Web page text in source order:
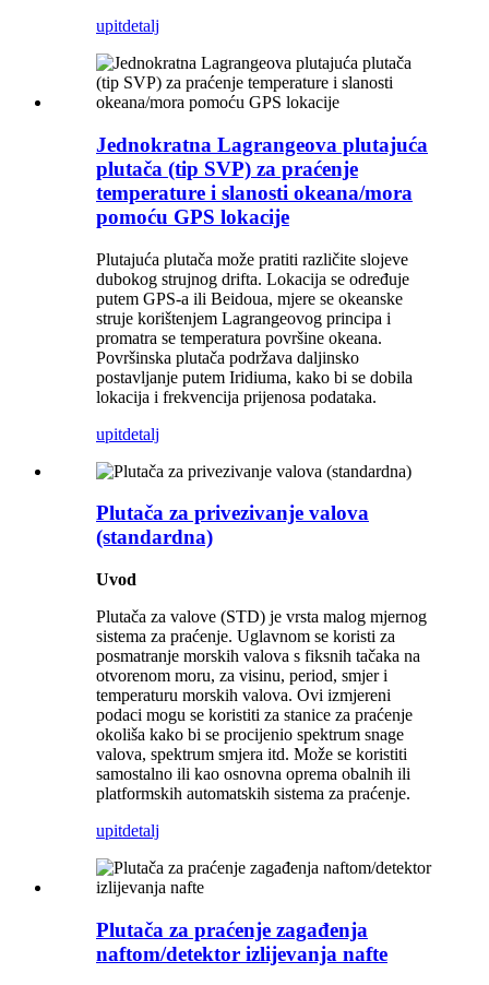
upitdetalj
Jednokratna Lagrangeova plutajuća
plutača (tip SVP) za praćenje
temperature i slanosti okeana/mora
pomoću GPS lokacije
Plutajuća plutača može pratiti različite slojeve
dubokog strujnog drifta. Lokacija se određuje
putem GPS-a ili Beidoua, mjere se okeanske
struje korištenjem Lagrangeovog principa i
promatra se temperatura površine okeana.
Površinska plutača podržava daljinsko
postavljanje putem Iridiuma, kako bi se dobila
lokacija i frekvencija prijenosa podataka.
upitdetalj
Plutača za privezivanje valova
(standardna)
Uvod
Plutača za valove (STD) je vrsta malog mjernog
sistema za praćenje. Uglavnom se koristi za
posmatranje morskih valova s ​​fiksnih tačaka na
otvorenom moru, za visinu, period, smjer i
temperaturu morskih valova. Ovi izmjereni
podaci mogu se koristiti za stanice za praćenje
okoliša kako bi se procijenio spektrum snage
valova, spektrum smjera itd. Može se koristiti
samostalno ili kao osnovna oprema obalnih ili
platformskih automatskih sistema za praćenje.
upitdetalj
Plutača za praćenje zagađenja
naftom/detektor izlijevanja nafte